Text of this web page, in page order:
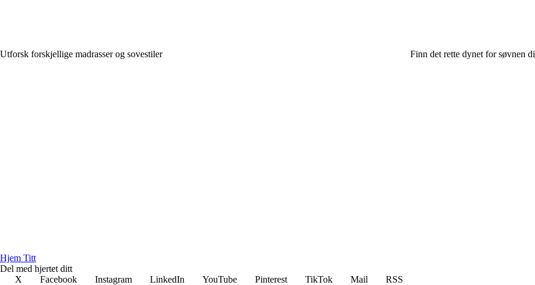
Utforsk forskjellige madrasser og sovestiler Finn det rette dynet for søvnen
Hjem Titt
Del med hjertet ditt
X
Facebook Instagram LinkedIn YouTube Pinterest TikTok Mail
RSS